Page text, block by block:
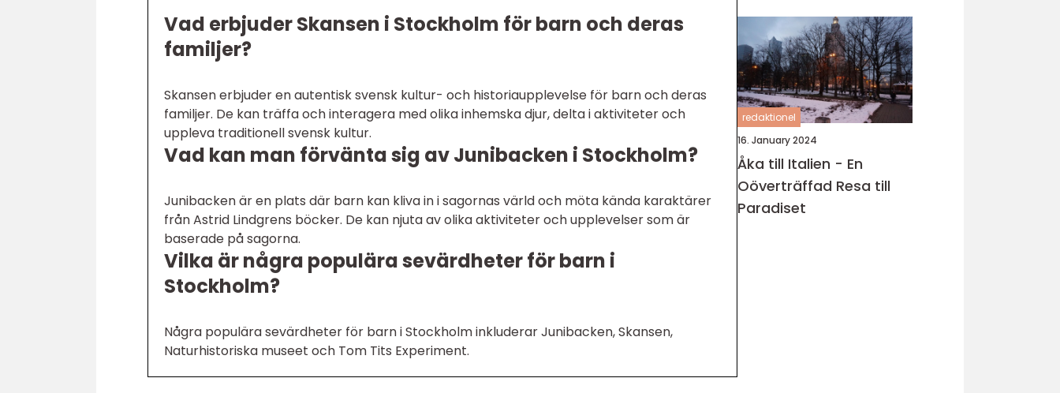
Vad erbjuder Skansen i Stockholm för barn och deras
familjer?
Skansen erbjuder en autentisk svensk kultur- och historiaupplevelse för barn och deras
familjer. De kan träffa och interagera med olika inhemska djur, delta i aktiviteter och
uppleva traditionell svensk kultur.
Vad kan man förvänta sig av Junibacken i Stockholm?
Junibacken är en plats där barn kan kliva in i sagornas värld och möta kända karaktärer
från Astrid Lindgrens böcker. De kan njuta av olika aktiviteter och upplevelser som är
baserade på sagorna.
Vilka är några populära sevärdheter för barn i
Stockholm?
Några populära sevärdheter för barn i Stockholm inkluderar Junibacken, Skansen,
Naturhistoriska museet och Tom Tits Experiment.
redaktionel
16. January 2024
Åka till Italien - En
Oöverträffad Resa till
Paradiset